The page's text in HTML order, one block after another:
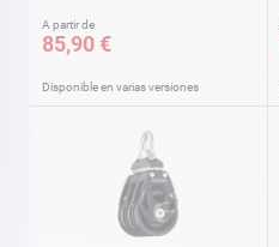
A partir de
85,90 €
Disponible en varias versiones